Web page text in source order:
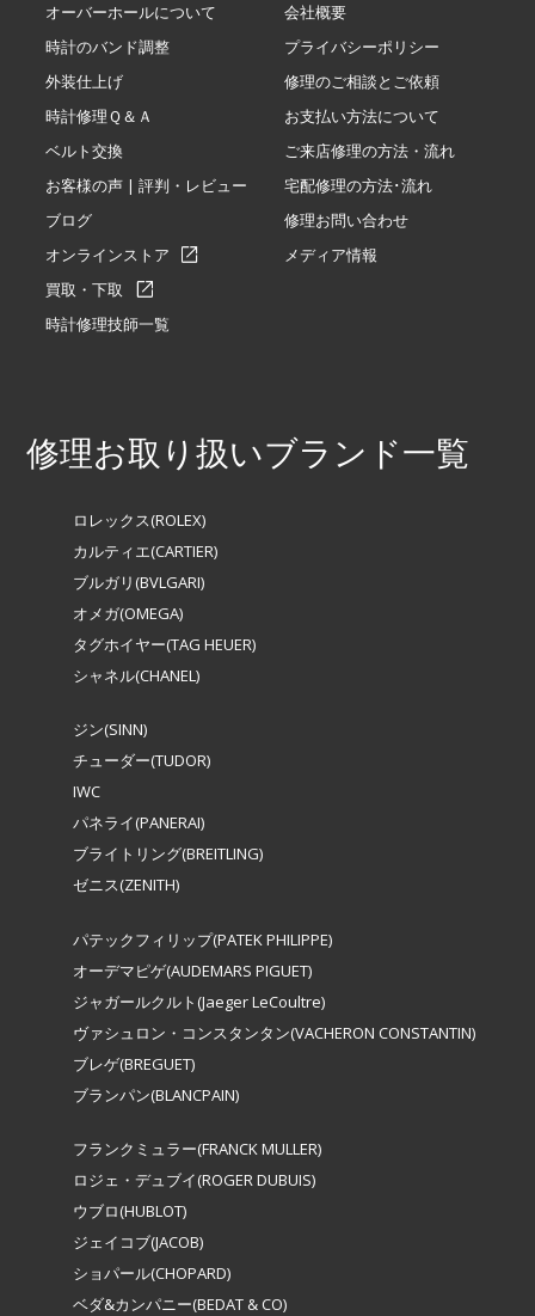
オーバーホールについて
時計のバンド調整
外装仕上げ
時計修理Ｑ＆Ａ
ベルト交換
お客様の声 | 評判・レビュー
ブログ
オンラインストア
買取・下取
時計修理技師一覧
会社概要
プライバシーポリシー
修理のご相談とご依頼
お支払い方法について
ご来店修理の方法・流れ
宅配修理の方法･流れ
修理お問い合わせ
メディア情報
修理お取り扱いブランド一覧
ロレックス(ROLEX)
カルティエ(CARTIER)
ブルガリ(BVLGARI)
オメガ(OMEGA)
タグホイヤー(TAG HEUER)
シャネル(CHANEL)
ジン(SINN)
チューダー(TUDOR)
IWC
パネライ(PANERAI)
ブライトリング(BREITLING)
ゼニス(ZENITH)
パテックフィリップ(PATEK PHILIPPE)
オーデマピゲ(AUDEMARS PIGUET)
ジャガールクルト(Jaeger LeCoultre)
ヴァシュロン・コンスタンタン(VACHERON CONSTANTIN)
ブレゲ(BREGUET)
ブランパン(BLANCPAIN)
フランクミュラー(FRANCK MULLER)
ロジェ・デュブイ(ROGER DUBUIS)
ウブロ(HUBLOT)
ジェイコブ(JACOB)
ショパール(CHOPARD)
ベダ&カンパニー(BEDAT & CO)